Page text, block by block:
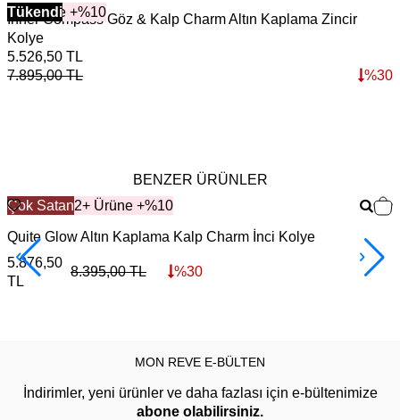
2+ Ürüne +%10
Tükendi
Inner Compass Göz & Kalp Charm Altın Kaplama Zincir
Kolye
5.526,50 TL
7.895,00TL %30
BENZER ÜRÜNLER
Çok Satan2+ Ürüne +%10
Quite Glow Altın Kaplama Kalp Charm İnci Kolye
5.876,50
TL
8.395,00TL %30
MON REVE E-BÜLTEN
İndirimler, yeni ürünler ve daha fazlası için e-bültenimize
abone olabilirsiniz.